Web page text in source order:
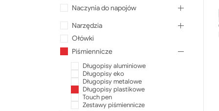
Naczynia do napojów
Narzędzia
Ołówki
Piśmiennicze
Długopisy aluminiowe
Długopisy eko
Długopisy metalowe
Długopisy plastikowe
Touch pen
Zestawy piśmiennicze